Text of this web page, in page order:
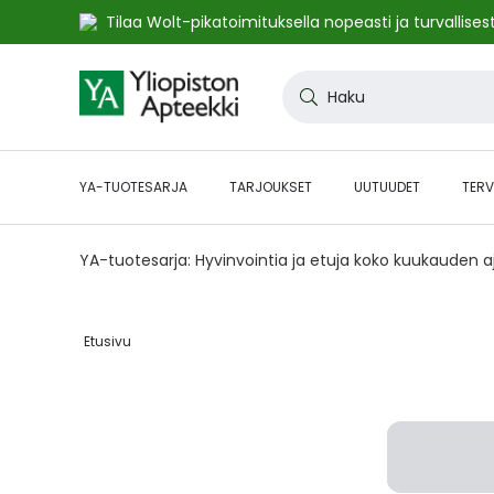
Tilaa Wolt-pikatoimituksella nopeasti ja
to
Content
YA-TUOTESARJA TARJOUKSET UUTUUDET
YA-tuotesarja: Hyvinvointia ja etuja koko
Etusivu‎